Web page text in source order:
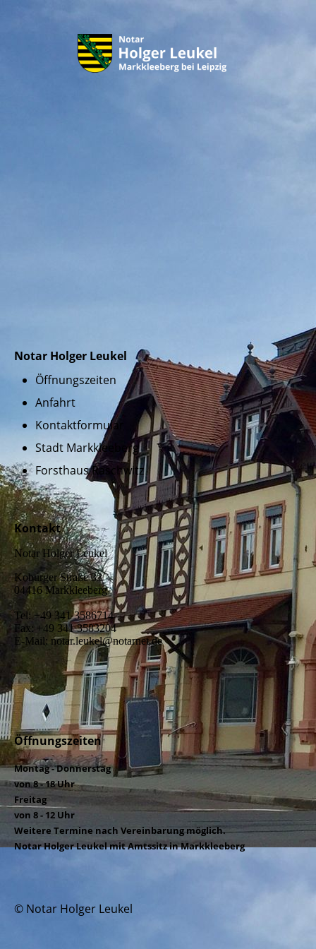
Notar Holger Leukel
Öffnungszeiten
Anfahrt
Kontaktformular
Stadt Markkleeberg
Forsthaus Raschwitz
Kontakt
Notar Holger Leukel
Koburger Straße 33
04416 Markkleeberg
Tel: +49 341 3586714
Fax: +49 341 3583204
E-Mail: notar.leukel@notarnet.de
Öffnungszeiten
Montag - Donnerstag
von 8 - 18 Uhr
Freitag
von 8 - 12 Uhr
Weitere Termine nach Vereinbarung möglich.
Notar Holger Leukel mit Amtssitz in Markkleeberg
© Notar Holger Leukel